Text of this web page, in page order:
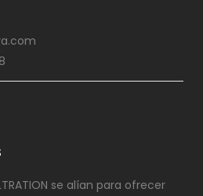
se alían para ofrecer